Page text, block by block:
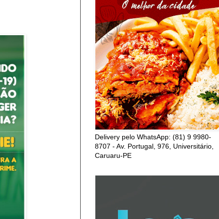
Delivery pelo WhatsApp: (81) 9 9980-
8707 - Av. Portugal, 976, Universitário,
Caruaru-PE